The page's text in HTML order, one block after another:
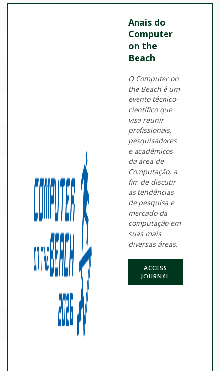
Anais do
Computer
on the
Beach
O Computer on
the Beach é um
evento técnico-
científico que
visa reunir
profissionais,
pesquisadores
e acadêmicos
da área de
Computação, a
fim de discutir
as tendências
de pesquisa e
mercado da
computação em
suas mais
diversas áreas.
ACCESS
JOURNAL